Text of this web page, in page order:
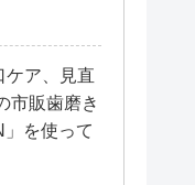
ケア、見直
市販歯磨き
を使って